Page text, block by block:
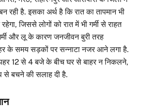
रही है. इसका अर्थ है कि रात का तापमान भी
जिससे लोगों को रात में भी गर्मी से राहत
और लू के कारण जनजीवन बुरी तरह
के समय सड़कों पर सन्नाटा नजर आने लगा है.
12 से 4 बजे के बीच घर से बाहर न निकलने,
से बचने की सलाह दी है.